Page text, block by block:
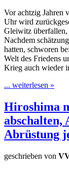
Vor achtzig Jahren
Uhr wird
Gleiwitz überfallen,
Nachdem
hatten, schworen
Welt des Friedens
Krieg auch wieder
... weiterlesen »
Hiroshima
abschalten,
Abrüstung
geschrieben von